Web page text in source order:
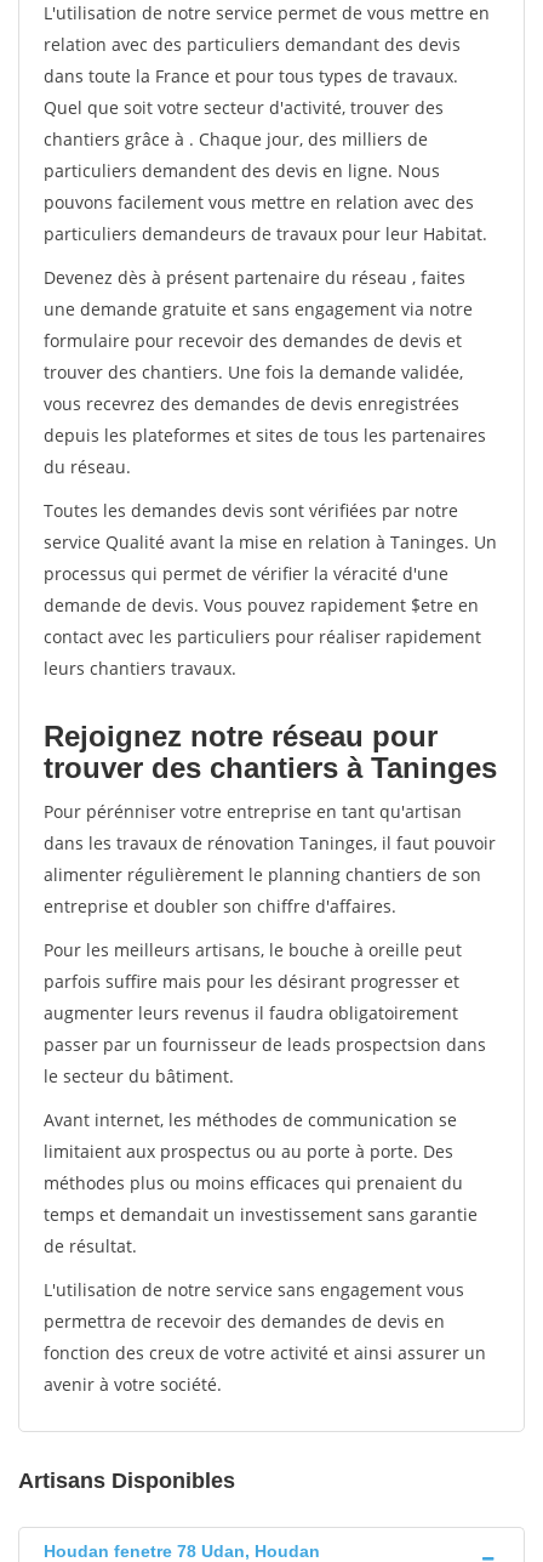
L'utilisation de notre service permet de vous mettre en
relation avec des particuliers demandant des devis
dans toute la France et pour tous types de travaux.
Quel que soit votre secteur d'activité, trouver des
chantiers grâce à . Chaque jour, des milliers de
particuliers demandent des devis en ligne. Nous
pouvons facilement vous mettre en relation avec des
particuliers demandeurs de travaux pour leur Habitat.
Devenez dès à présent partenaire du réseau , faites
une demande gratuite et sans engagement via notre
formulaire pour recevoir des demandes de devis et
trouver des chantiers. Une fois la demande validée,
vous recevrez des demandes de devis enregistrées
depuis les plateformes et sites de tous les partenaires
du réseau.
Toutes les demandes devis sont vérifiées par notre
service Qualité avant la mise en relation à Taninges. Un
processus qui permet de vérifier la véracité d'une
demande de devis. Vous pouvez rapidement $etre en
contact avec les particuliers pour réaliser rapidement
leurs chantiers travaux.
Rejoignez notre réseau pour
trouver des chantiers à Taninges
Pour pérénniser votre entreprise en tant qu'artisan
dans les travaux de rénovation Taninges, il faut pouvoir
alimenter régulièrement le planning chantiers de son
entreprise et doubler son chiffre d'affaires.
Pour les meilleurs artisans, le bouche à oreille peut
parfois suffire mais pour les désirant progresser et
augmenter leurs revenus il faudra obligatoirement
passer par un fournisseur de leads prospectsion dans
le secteur du bâtiment.
Avant internet, les méthodes de communication se
limitaient aux prospectus ou au porte à porte. Des
méthodes plus ou moins efficaces qui prenaient du
temps et demandait un investissement sans garantie
de résultat.
L'utilisation de notre service sans engagement vous
permettra de recevoir des demandes de devis en
fonction des creux de votre activité et ainsi assurer un
avenir à votre société.
Artisans Disponibles
Houdan fenetre 78 Udan, Houdan